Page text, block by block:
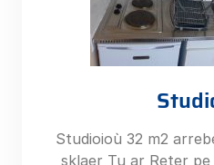
Studioioù 32 m2
sklaer Tu ar Reter